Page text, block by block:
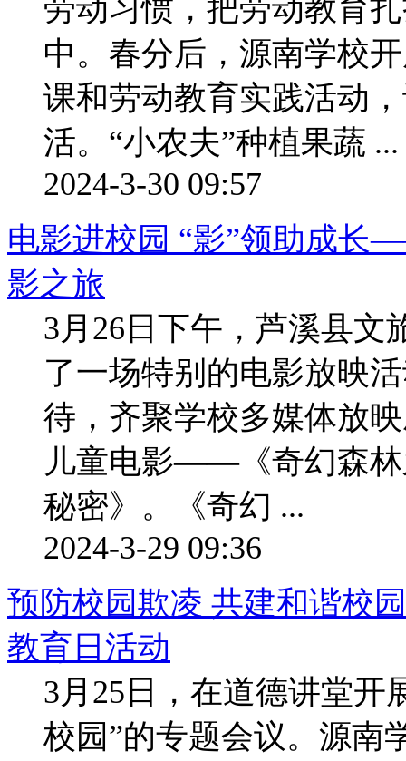
劳动习惯，把劳动教育
中。春分后，源南学校
课和劳动教育实践活动
活。“小农夫”种植果蔬 ...
2024-3-30 09:57
电影进校园 “影”领助成长
影之旅
3月26日下午，芦溪县文
了一场特别的电影放映
待，齐聚学校多媒体放
儿童电影——《奇幻森林
秘密》。《奇幻 ...
2024-3-29 09:36
预防校园欺凌 共建和谐校
教育日活动
3月25日，在道德讲堂开
校园”的专题会议。源南